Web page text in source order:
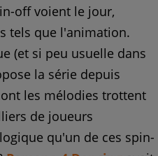
off voient le jour,
tels que l'animation.
(et si peu usuelle dans
la série depuis
les mélodies trottent
de joueurs
qu'un de ces spin-